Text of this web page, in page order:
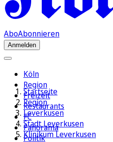
AboAbonnieren
Anmelden
Köln
Region
Freizeit
Restaurants
FC
Panorama
Politik
Startseite
Region
Leverkusen
Stadt Leverkusen
Klinikum Leverkusen